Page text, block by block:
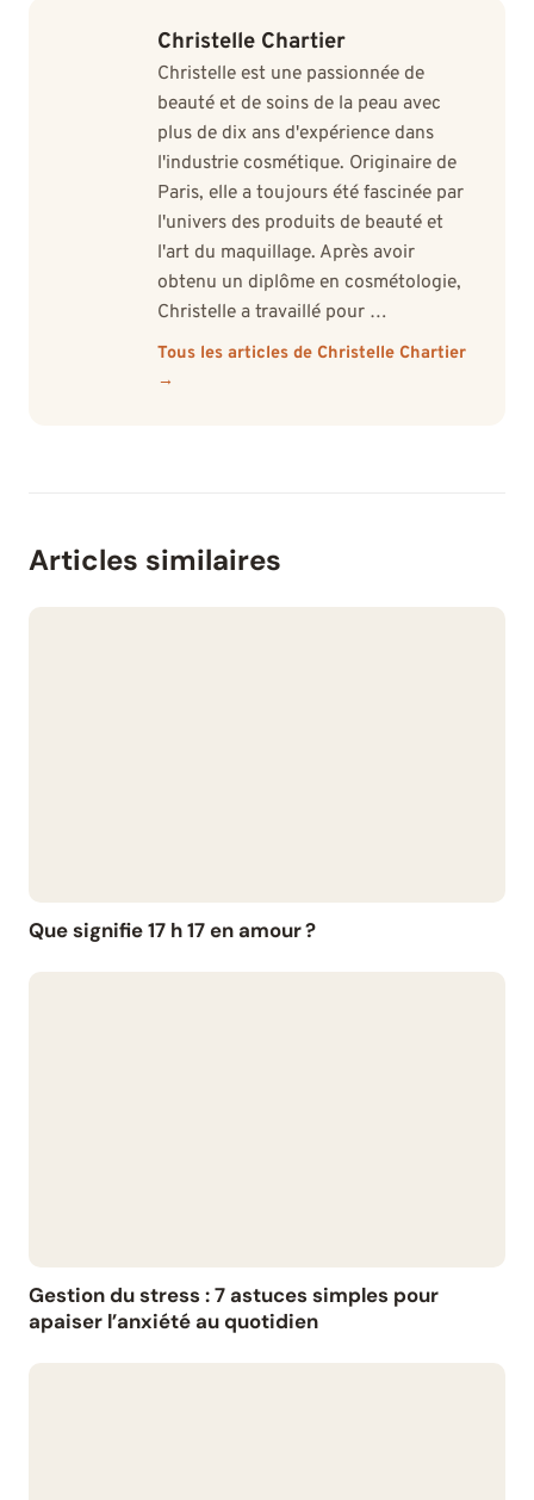
Christelle Chartier
Christelle est une passionnée de
beauté et de soins de la peau avec
plus de dix ans d'expérience dans
l'industrie cosmétique. Originaire de
Paris, elle a toujours été fascinée par
l'univers des produits de beauté et
l'art du maquillage. Après avoir
obtenu un diplôme en cosmétologie,
Christelle a travaillé pour …
Tous les articles de Christelle Chartier
→
Articles similaires
Que signifie 17 h 17 en amour ?
Gestion du stress : 7 astuces simples pour
apaiser l’anxiété au quotidien